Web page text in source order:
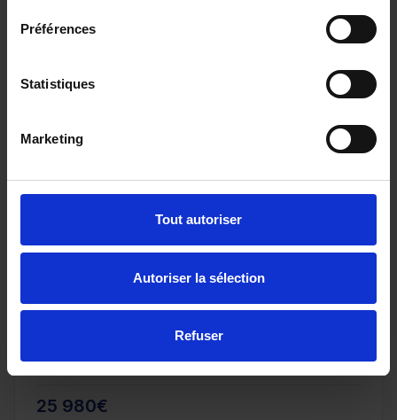
Préférences
Statistiques
Marketing
Tout autoriser
Autoriser la sélection
Refuser
CITROEN C4
10 km - 2026 - Essence Hybride - Boîte auto
25 980€